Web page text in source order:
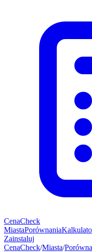
CenaCheck
MiastaPorównania
Zainstaluj
CenaCheck/Miasta/